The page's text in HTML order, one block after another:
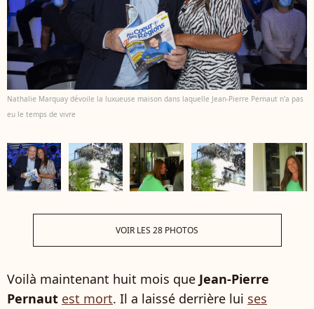
Nathalie Marquay dévoile la luxueuse maison dans laquelle Jean-Pierre Pernaut n'a pas
eu le temps de vivre
VOIR LES 28 PHOTOS
Voilà maintenant huit mois que Jean-Pierre
Pernaut est mort. Il a laissé derrière lui ses